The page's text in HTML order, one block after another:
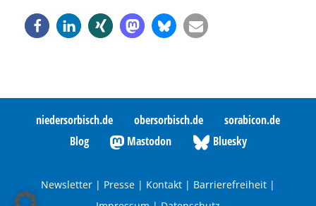
niedersorbisch.de obersorbisch.de
sorabicon.de
Blog
Mastodon Bluesky
Newsletter | Presse | Kontakt | Barrierefreiheit |